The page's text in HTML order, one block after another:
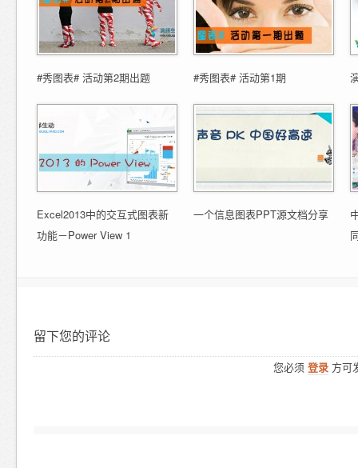
#秀图表# 活动第2期出题 #秀图表# 活动第1期
Excel2013中的交互式图表新
功能－Power View 1
一个信息图表PPT源文档分享
留下您的评论
您必须 登录 方可